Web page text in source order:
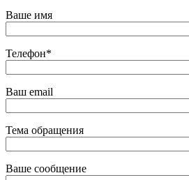
Ваше имя
Телефон*
Ваш email
Тема обращения
Ваше сообщение